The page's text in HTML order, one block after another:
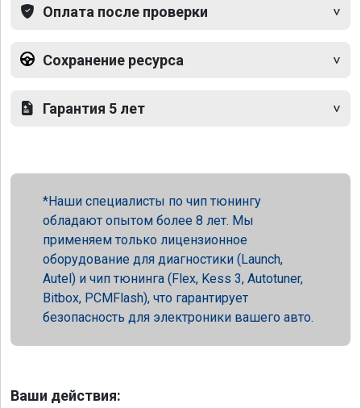
Оплата после проверки
Сохранение ресурса
Гарантия 5 лет
Наши специалисты по чип тюнингу
обладают опытом более 8 лет. Мы
применяем только лицензионное
оборудование для диагностики (Launch,
Autel) и чип тюнинга (Flex, Kess 3, Autotuner,
Bitbox, PCMFlash), что гарантирует
безопасность для электроники вашего авто.
Ваши действия: